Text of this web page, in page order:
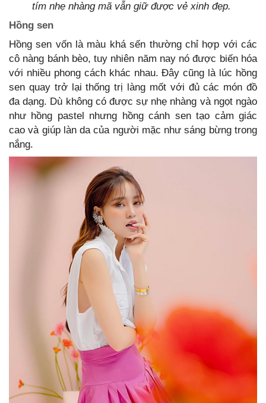
tím nhẹ nhàng mã vẫn giữ được vẻ xinh đẹp.
Hồng sen
Hồng sen vốn là màu khá sến thường chỉ hợp với các
cô nàng bánh bèo, tuy nhiên năm nay nó được biến hóa
với nhiều phong cách khác nhau. Đây cũng là lúc hồng
sen quay trở lại thống trị làng mốt với đủ các món đồ
đa dạng. Dù không có được sự nhẹ nhàng và ngọt ngào
như hồng pastel nhưng hồng cánh sen tạo cảm giác
cao và giúp làn da của người mặc như sáng bừng trong
nắng.